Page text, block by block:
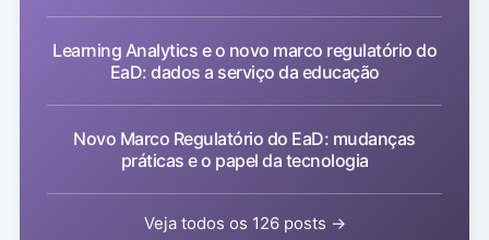
Learning Analytics e o novo marco regulatório do
EaD: dados a serviço da educação
Novo Marco Regulatório do EaD: mudanças
práticas e o papel da tecnologia
Veja todos os 126 posts →